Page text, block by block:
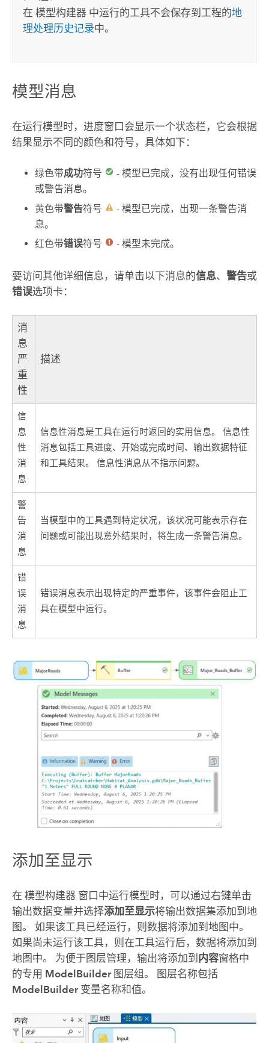
在模型构建器 中运行的工具不会保存到工程的地
理处理历史记录中。
模型消息
在运行模型时，进度窗口会显示一个状态栏，它会根据
结果显示不同的颜色和符号，具体如下：
绿色带成功符号
- 模型已完成，没有出现任何错误
或警告消息。
黄色带警告符号
- 模型已完成，出现一条警告消
息。
红色带错误符号 - 模型未完成。
要访问其他详细信息，请单击以下消息的信息、 警告或
错误选项卡：
消
息
严
重
性
描述
信
息
性
消
息
信息性消息是工具在运行时返回的实用信息。 信息性
消息包括工具进度、开始或完成时间、输出数据特征
和工具结果。 信息性消息从不指示问题。
警
告
消
息
当模型中的工具遇到特定状况，该状况可能表示存在
问题或可能出现意外结果时，将生成一条警告消息。
错
误
消
息
错误消息表示出现特定的严重事件，该事件会阻止工
具在模型中运行。
添加至显示
在 模型构建器窗口中运行模型时，可以通过右键单击
输出数据变量并选择添加至显示将输出数据集添加到地
图。 如果该工具已经运行，则数据将添加到地图中。
如果尚未运行该工具，则在工具运行后，数据将添加到
地图中。 为便于图层管理，输出将添加到 内容窗格中
的专用 ModelBuilder图层组。 图层名称包括
ModelBuilder变量名称和值。